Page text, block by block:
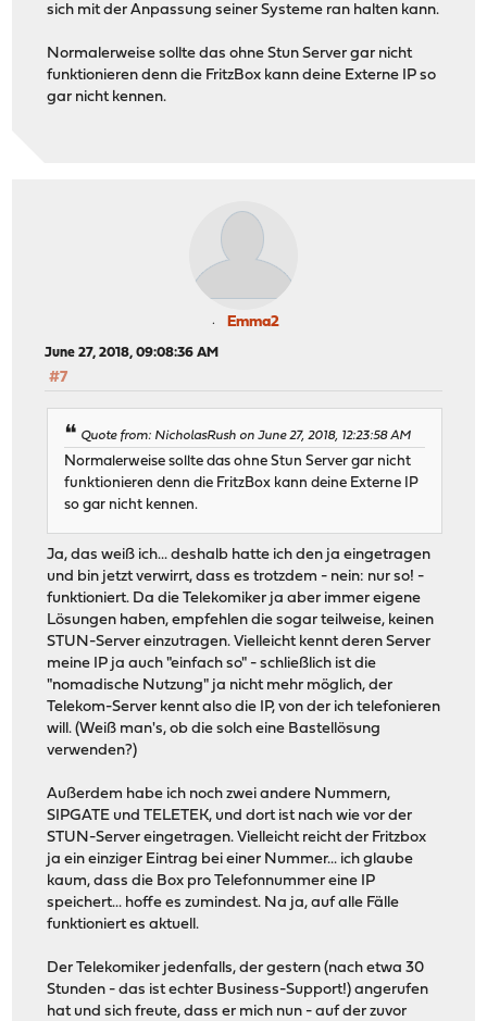
sich mit der Anpassung seiner Systeme ran halten kann.
Normalerweise sollte das ohne Stun Server gar nicht
funktionieren denn die FritzBox kann deine Externe IP so
gar nicht kennen.
Emma2
June 27, 2018, 09:08:36 AM
#7
Quote from: NicholasRush on June 27, 2018, 12:23:58 AM
Normalerweise sollte das ohne Stun Server gar nicht
funktionieren denn die FritzBox kann deine Externe IP
so gar nicht kennen.
Ja, das weiß ich... deshalb hatte ich den ja eingetragen
und bin jetzt verwirrt, dass es trotzdem - nein: nur so! -
funktioniert. Da die Telekomiker ja aber immer eigene
Lösungen haben, empfehlen die sogar teilweise, keinen
STUN-Server einzutragen. Vielleicht kennt deren Server
meine IP ja auch "einfach so" - schließlich ist die
"nomadische Nutzung" ja nicht mehr möglich, der
Telekom-Server kennt also die IP, von der ich telefonieren
will. (Weiß man's, ob die solch eine Bastellösung
verwenden?)
Außerdem habe ich noch zwei andere Nummern,
SIPGATE und TELETEK, und dort ist nach wie vor der
STUN-Server eingetragen. Vielleicht reicht der Fritzbox
ja ein einziger Eintrag bei einer Nummer... ich glaube
kaum, dass die Box pro Telefonnummer eine IP
speichert... hoffe es zumindest. Na ja, auf alle Fälle
funktioniert es aktuell.
Der Telekomiker jedenfalls, der gestern (nach etwa 30
Stunden - das ist echter Business-Support!) angerufen
hat und sich freute, dass er mich nun - auf der zuvor